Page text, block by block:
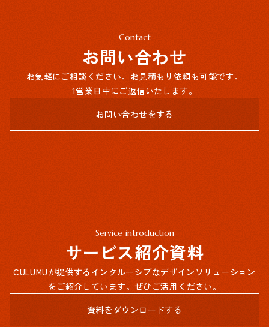
Contact
お問い合わせ
お気軽にご相談ください。お見積もり依頼も可能です。
1営業日中にご返信いたします。
お問い合わせをする
Service introduction
サービス紹介資料
CULUMUが提供するインクルーシブなデザインソリューション
をご紹介しています。ぜひご活用ください。
資料をダウンロードする